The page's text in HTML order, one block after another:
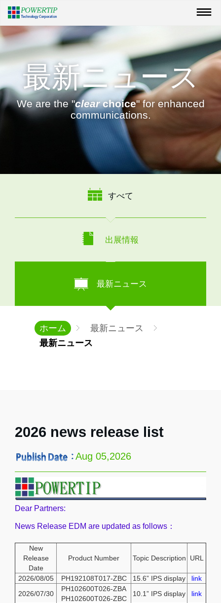
最新ニュース
We are the "clearchoice" for enhanced
communications.
すべて
出展情報
最新ニュース
ホーム
最新ニュース
最新ニュース
2026 news release list
Aug 05,2026
Dear Partners:
News Release EDM are updated as follows：
New
Release
Date
Product Number Topic Description URL
2026/08/05 PH192108T017-ZBC 15.6” IPS display
link
2026/07/30
PH102600T026-ZBA
PH102600T026-ZBC
10.1” IPS display
link